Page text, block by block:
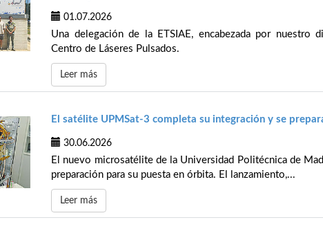
01.07.2026
Una delegación de la ETSIAE, encabezada por nuestro
Centro de Láseres Pulsados.
Leer más
El satélite UPMSat-3 completa su integración y se
30.06.2026
El nuevo microsatélite de la Universidad Politécnica de
preparación para su puesta en órbita. El lanzamiento,...
Leer más